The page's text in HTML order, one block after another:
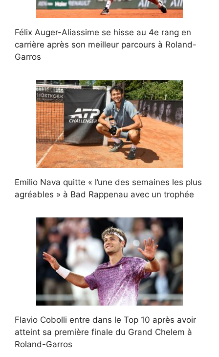
Félix Auger-Aliassime se hisse au 4e rang en
carrière après son meilleur parcours à Roland-
Garros
Emilio Nava quitte « l’une des semaines les plus
agréables » à Bad Rappenau avec un trophée
Flavio Cobolli entre dans le Top 10 après avoir
atteint sa première finale du Grand Chelem à
Roland-Garros